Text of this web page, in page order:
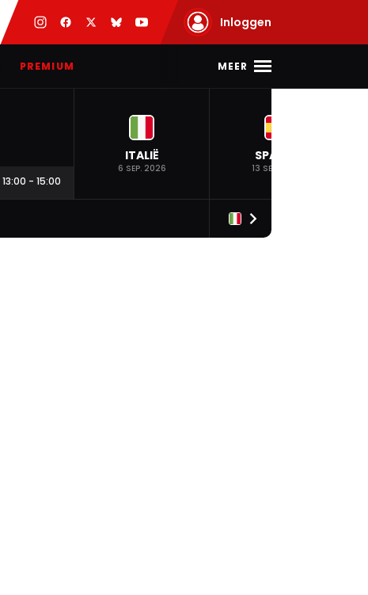
Inloggen
PREMIUM MEER
13:00 - 15:00
ITALIË
6 SEP. 2026
SPANJE
13 SEP. 2026